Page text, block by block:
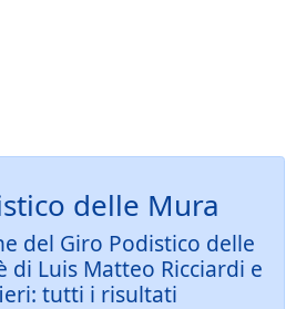
delle Mura
del Giro Podistico delle
di Luis Matteo Ricciardi e
tutti i risultati